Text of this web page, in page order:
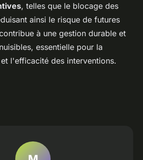
, telles que le blocage des
ainsi le risque de futures
à une gestion durable et
essentielle pour la
l'efficacité des interventions.